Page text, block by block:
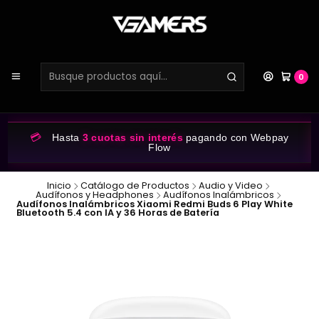
0
💳 Hasta 3 cuotas sin interéspagando con Webpay
Flow
Inicio Catálogo de Productos Audio y Video
Audífonos y Headphones Audífonos Inalámbricos
Audífonos Inalámbricos Xiaomi Redmi Buds 6 Play White
Bluetooth 5.4 con IA y 36 Horas de Batería